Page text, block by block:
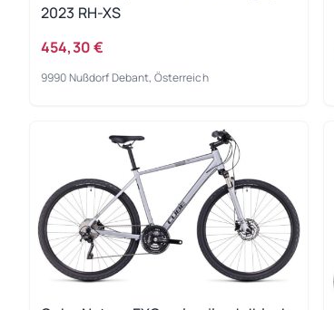
2023 RH-XS
454,30 €
9990 Nußdorf Debant, Österreich